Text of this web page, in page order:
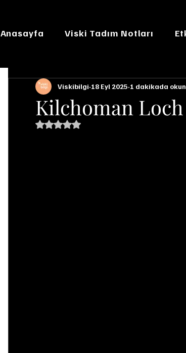
Anasayfa Viski Tadım Notları
Kilchoman Loch
Viskibilgi 18 Eyl 2025 1 dakikada
5 üzerinden NaN yıldız